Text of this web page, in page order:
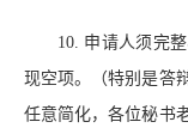
10. 申请人须完
现空项。（特别是答
任意简化，各位秘书